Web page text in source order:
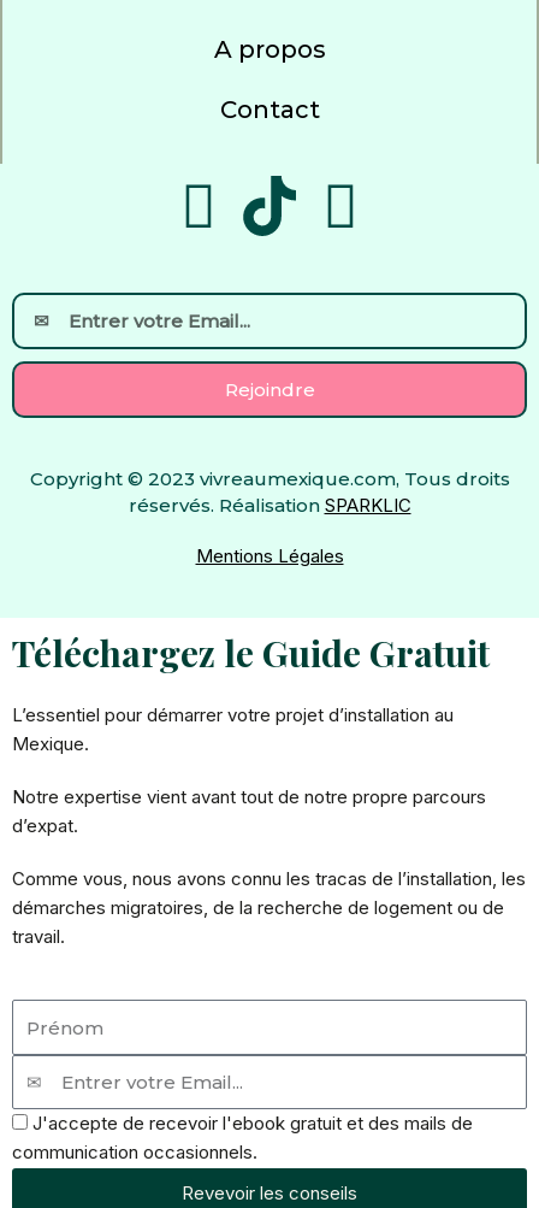
A propos
Contact
F
c
e
o
o
k
Y
t
b
e
Email
Rejoindre
Copyright © 2023 vivreaumexique.com, Tous droits
réservés. Réalisation SPARKLIC
Mentions Légales
Téléchargez le Guide Gratuit
L’essentiel pour démarrer votre projet d’installation au
Mexique.
Notre expertise vient avant tout de notre propre parcours
d’expat.
Comme vous, nous avons connu les tracas de l’installation, les
démarches migratoires, de la recherche de logement ou de
travail.
Accept
J'accepte de recevoir l'ebook gratuit et des mails de
communication occasionnels.
Revevoir les conseils